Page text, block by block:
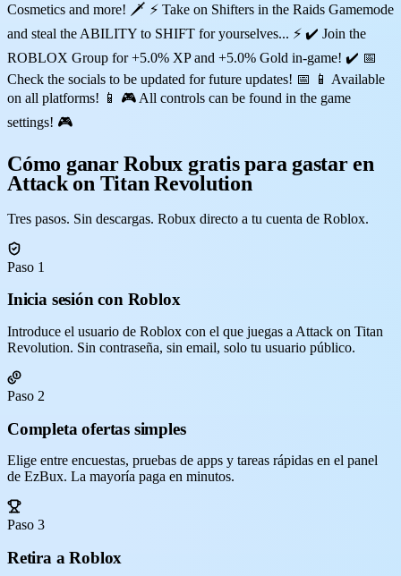
Cosmetics and more! 🗡️ ⚡ Take on Shifters in the Raids Gamemode
and steal the ABILITY to SHIFT for yourselves... ⚡ ✔️ Join the
ROBLOX Group for +5.0% XP and +5.0% Gold in-game! ✔️ 📅
Check the socials to be updated for future updates! 📅 📱 Available
on all platforms! 📱 🎮 All controls can be found in the game
settings! 🎮
Cómo ganar Robux gratis para gastar en
Attack on Titan Revolution
Tres pasos. Sin descargas. Robux directo a tu cuenta de Roblox.
Paso 1
Inicia sesión con Roblox
Introduce el usuario de Roblox con el que juegas a Attack on Titan
Revolution. Sin contraseña, sin email, solo tu usuario público.
Paso 2
Completa ofertas simples
Elige entre encuestas, pruebas de apps y tareas rápidas en el panel
de EzBux. La mayoría paga en minutos.
Paso 3
Retira a Roblox